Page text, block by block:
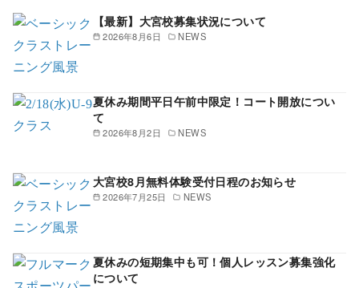
2026年8月6日 NEWS
【最新】大宮校募集状況について
2026年8月2日 NEWS
夏休み期間平日午前中限定！コート開放につい
て
2026年7月25日 NEWS
大宮校8月無料体験受付日程のお知らせ
夏休みの短期集中も可！個人レッスン募集強化
について